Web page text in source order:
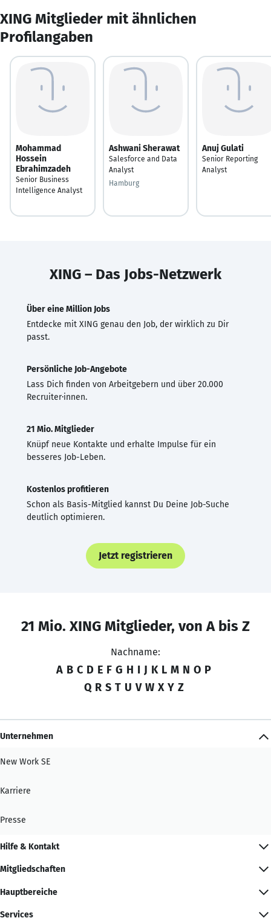
XING Mitglieder mit ähnlichen
Profilangaben
Mohammad
Hossein
Ebrahimzadeh
Senior Business
Intelligence Analyst
Ashwani Sherawat
Salesforce and Data
Analyst
Hamburg
Anuj Gulati
Senior Reporting
Analyst
XING – Das Jobs-Netzwerk
Über eine Million Jobs
Entdecke mit XING genau den Job, der wirklich zu Dir
passt.
Persönliche Job-Angebote
Lass Dich finden von Arbeitgebern und über 20.000
Recruiter·innen.
21 Mio. Mitglieder
Knüpf neue Kontakte und erhalte Impulse für ein
besseres Job-Leben.
Kostenlos profitieren
Schon als Basis-Mitglied kannst Du Deine Job-Suche
deutlich optimieren.
Jetzt registrieren
21 Mio. XING Mitglieder, von A bis Z
Nachname:
A B C D E F G H I J K L M N O P
Q R S T U V W X Y Z
Unternehmen
New Work SE
Karriere
Presse
Hilfe & Kontakt
Mitgliedschaften
Hauptbereiche
Services